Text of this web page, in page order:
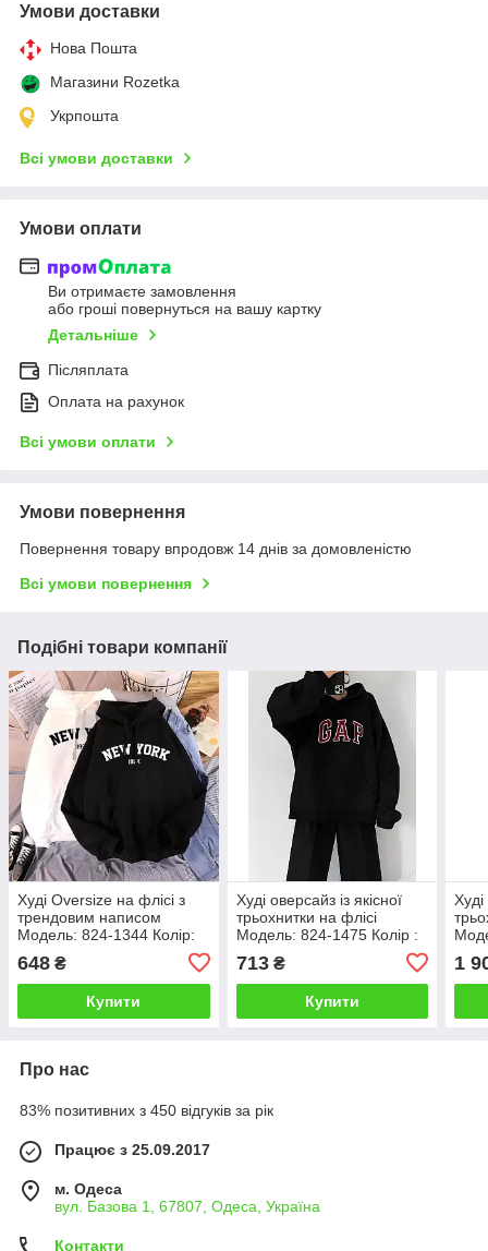
Умови доставки
Нова Пошта
Магазини Rozetka
Укрпошта
Всі умови доставки
Умови оплати
Ви отримаєте замовлення
або гроші повернуться на вашу картку
Детальніше
Післяплата
Оплата на рахунок
Всі умови оплати
Умови повернення
Повернення товару впродовж 14 днів за домовленістю
Всі умови повернення
Подібні товари компанії
Худі Oversize на флісі з
трендовим написом
Модель: 824-1344 Колір:
барбі
648 ₴
Купити
Худі оверсайз із якісної
трьохнитки на флісі
Модель: 824-1475 Колір :
чорний
713₴
Купити
1
Про нас
83% позитивних з 450 відгуків за рік
Працює з 25.09.2017
м. Одеса
вул. Базова 1, 67807, Одеса, Україна
Контакти